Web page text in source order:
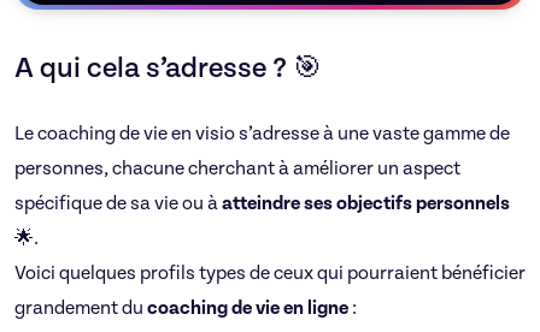
A qui cela s’adresse ? 🎯
Le coaching de vie en visio s’adresse à une vaste gamme de
personnes, chacune cherchant à améliorer un aspect
spécifique de sa vie ou àatteindre ses objectifs personnels
🌟.
Voici quelques profils types de ceux qui pourraient bénéficier
grandement du coaching de vie en ligne :